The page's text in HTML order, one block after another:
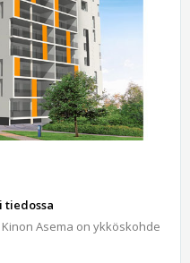
tiedossa
Asema on ykköskohde